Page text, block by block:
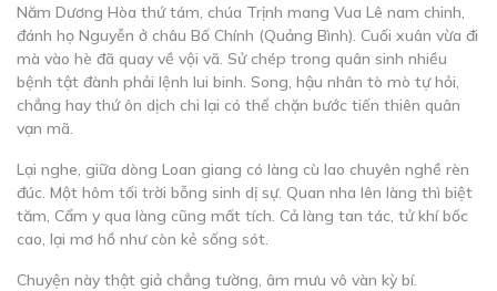
Năm Dương Hòa thứ tám, chúa Trịnh mang Vua Lê nam chinh,
đánh họ Nguyễn ở châu Bố Chính (Quảng Bình). Cuối xuân vừa đi
mà vào hè đã quay về vội vã. Sử chép trong quân sinh nhiều
bệnh tật đành phải lệnh lui binh. Song, hậu nhân tò mò tự hỏi,
chẳng hay thứ ôn dịch chi lại có thể chặn bước tiến thiên quân
vạn mã.
Lại nghe, giữa dòng Loan giang có làng cù lao chuyên nghề rèn
đúc. Một hôm tối trời bỗng sinh dị sự. Quan nha lên làng thì biệt
tăm, Cẩm y qua làng cũng mất tích. Cả làng tan tác, tử khí bốc
cao, lại mơ hồ như còn kẻ sống sót.
Chuyện này thật giả chẳng tường, âm mưu vô vàn kỳ bí.